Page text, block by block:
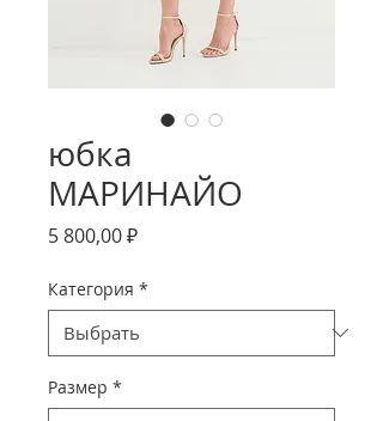
юбка
МАРИНАЙО
5 800,00 ₽Цена
Категория *
Размер *